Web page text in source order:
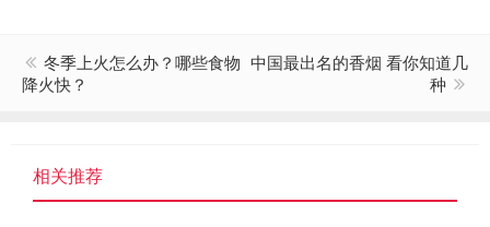
冬季上火怎么办？哪些食物
降火快？
中国最出名的香烟 看你知道几
种
相关推荐